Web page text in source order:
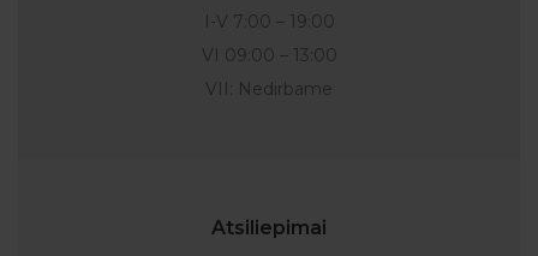
I-V 7:00 – 19:00
VI 09:00 – 13:00
VII: Nedirbame
Atsiliepimai